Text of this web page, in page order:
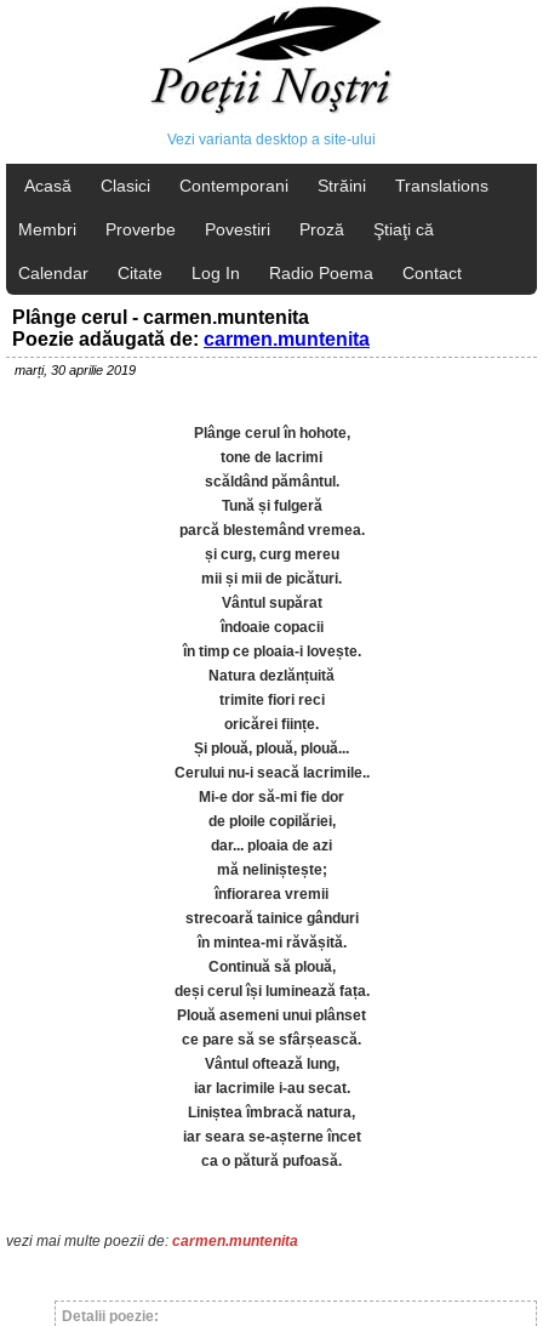
Vezi varianta desktop a site-ului
Acasă Clasici Contemporani Străini Translations
Membri Proverbe Povestiri Proză Ştiaţi că
Calendar Citate Log In Radio Poema Contact
Plânge cerul - carmen.muntenita
Poezie adăugată de: carmen.muntenita
marți, 30 aprilie 2019
Plânge cerul în hohote,
tone de lacrimi
scăldând pământul.
Tună și fulgeră
parcă blestemând vremea.
și curg, curg mereu
mii și mii de picături.
Vântul supărat
îndoaie copacii
în timp ce ploaia-i lovește.
Natura dezlănțuită
trimite fiori reci
oricărei ființe.
Și plouă, plouă, plouă...
Cerului nu-i seacă lacrimile..
Mi-e dor să-mi fie dor
de ploile copilăriei,
dar... ploaia de azi
mă neliniștește;
înfiorarea vremii
strecoară tainice gânduri
în mintea-mi răvășită.
Continuă să plouă,
deși cerul își luminează fața.
Plouă asemeni unui plânset
ce pare să se sfârșească.
Vântul oftează lung,
iar lacrimile i-au secat.
Liniștea îmbracă natura,
iar seara se-așterne încet
ca o pătură pufoasă.
vezi mai multe poezii de: carmen.muntenita
Detalii poezie: